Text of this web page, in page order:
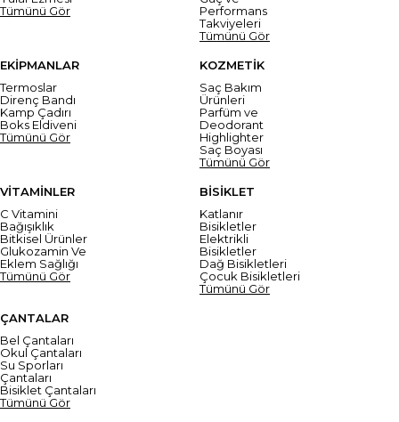
Tümünü Gör
Performans
Takviyeleri
Tümünü Gör
EKİPMANLAR
Termoslar
Direnç Bandı
Kamp Çadırı
Boks Eldiveni
Tümünü Gör
KOZMETİK
Saç Bakım
Ürünleri
Parfüm ve
Deodorant
Highlighter
Saç Boyası
Tümünü Gör
VİTAMİNLER
C Vitamini
Bağışıklık
Bitkisel Ürünler
Glukozamin Ve
Eklem Sağlığı
Tümünü Gör
BİSİKLET
Katlanır
Bisikletler
Elektrikli
Bisikletler
Dağ Bisikletleri
Çocuk Bisikletleri
Tümünü Gör
ÇANTALAR
Bel Çantaları
Okul Çantaları
Su Sporları
Çantaları
Bisiklet Çantaları
Tümünü Gör